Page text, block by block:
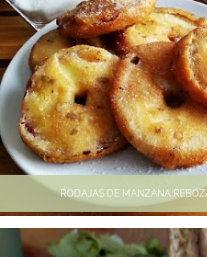
RODAJAS DE MANZANA